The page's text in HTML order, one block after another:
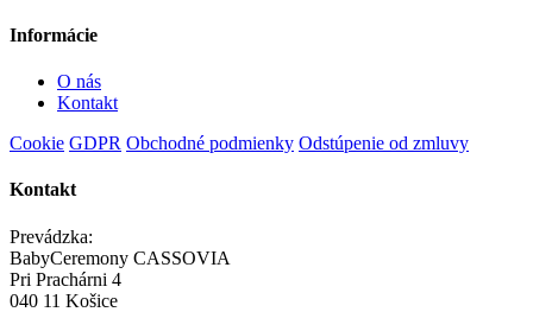
Informácie
O nás
Kontakt
Cookie GDPR Obchodné podmienky Odstúpenie od zmluvy
Kontakt
Prevádzka:
BabyCeremony CASSOVIA
Pri Prachárni 4
040 11 Košice